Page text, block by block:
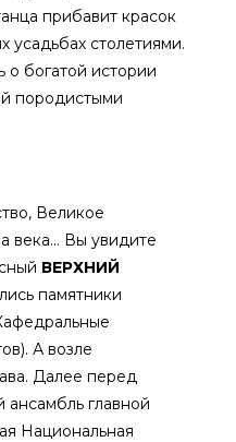
прибавит красок
усадьбах столетиями.
о богатой истории
породистыми
Великое
века... Вы увидите
ВЕРХНИЙ
памятники
А возле
Далее перед
главной
Национальная